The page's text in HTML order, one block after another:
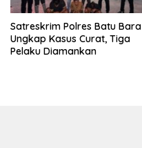
Satreskrim Polres Batu Bara
Ungkap Kasus Curat, Tiga
Pelaku Diamankan